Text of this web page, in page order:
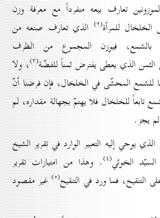
تعارف بيعه منفرداً مع معرفة وزن
للمرأة(۲)
الذي تعارف صنعه من
بالشمع، فيوزن المجموع من الظرف
الذي يعطى يفترض ثمناً للفضّة(۳) ، ولا
للشمع المحشّى في الخلخال، فإن فرضنا أنّ
للخلخال فلا يهتمّ بجهالة مقداره، لم
يجز.
يوحي إليه التعبير الوارد في تقرير الشيخ
الخوئي(٤) . وهذا من امتيازات تقرير
التنقيح، فما ورد في التنقيح(٥) غير مقصود